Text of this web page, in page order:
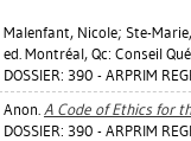
Malenfant, Nicole; Ste-
ed. Montréal, Qc: Conseil
DOSSIER: 390 - ARPRIM
Anon. A Code of Ethics for
DOSSIER: 390 - ARPRIM